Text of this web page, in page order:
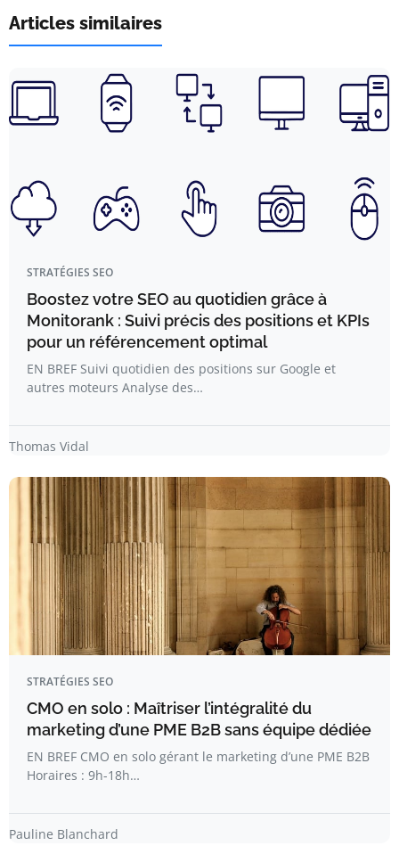
Articles similaires
STRATÉGIES SEO
Boostez votre SEO au quotidien grâce à
Monitorank : Suivi précis des positions et KPIs
pour un référencement optimal
EN BREF Suivi quotidien des positions sur Google et
autres moteurs Analyse des…
Thomas Vidal
STRATÉGIES SEO
CMO en solo : Maîtriser l’intégralité du
marketing d’une PME B2B sans équipe dédiée
EN BREF CMO en solo gérant le marketing d’une PME B2B
Horaires : 9h-18h…
Pauline Blanchard